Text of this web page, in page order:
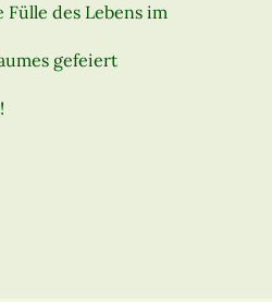
des Lebens im
gefeiert